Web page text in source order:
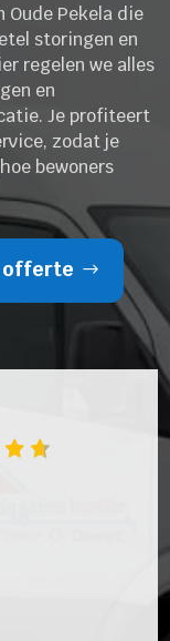
Oude Pekela die
storingen en
regelen we alles
en
Je profiteert
zodat je
bewoners
offerte